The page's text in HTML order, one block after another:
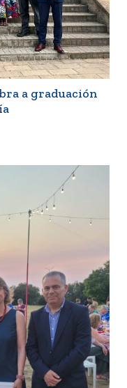
a graduación